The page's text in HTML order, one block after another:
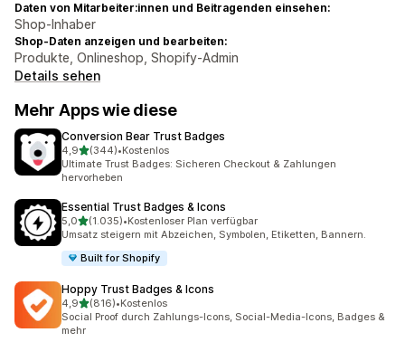
Daten von Mitarbeiter:innen und Beitragenden einsehen:
Shop-Inhaber
Shop-Daten anzeigen und bearbeiten:
Produkte, Onlineshop, Shopify-Admin
Details sehen
Mehr Apps wie diese
Conversion Bear Trust Badges
4,9von 5 Sternen
(344)
344 Rezensionen insgesamt
•Kostenlos
Ultimate Trust Badges: Sicheren Checkout & Zahlungen
hervorheben
Essential Trust Badges & Icons
5,0von 5 Sternen
(1.035)
1035 Rezensionen insgesamt
•Kostenloser Plan verfügbar
Umsatz steigern mit Abzeichen, Symbolen, Etiketten, Bannern.
Built for Shopify
Hoppy Trust Badges & Icons
4,9von 5 Sternen
(816)
816 Rezensionen insgesamt
•Kostenlos
Social Proof durch Zahlungs-Icons, Social-Media-Icons, Badges &
mehr